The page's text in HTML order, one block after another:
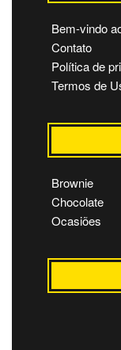
Bem-vindo
Contato
Política de
Termos de
Brownie
Chocolate
Ocasiões